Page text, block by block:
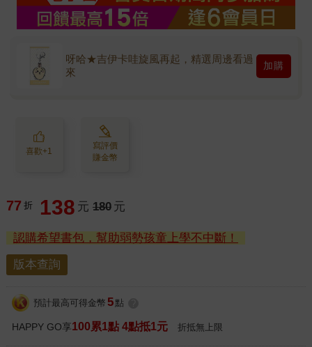
呀哈★吉伊卡哇旋風再起，精選周邊看過
來
加購
喜歡+1
寫評價
賺金幣
77 折 138 元 180 元
認購希望書包，幫助弱勢孩童上學不中斷！
版本查詢
預計最高可得金幣 5 點
HAPPY GO享100累1點 4點抵1元 折抵無上限